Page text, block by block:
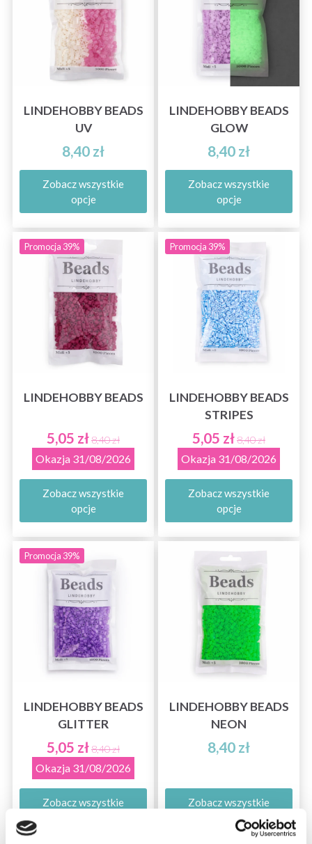
LINDEHOBBY BEADS
UV
8,40 zł
Zobacz wszystkie
opcje
LINDEHOBBY BEADS
GLOW
8,40 zł
Zobacz wszystkie
opcje
Promocja 39%
LINDEHOBBY BEADS
5,05 zł8,40 zł
Okazja 31/08/2026
Zobacz wszystkie
opcje
Promocja 39%
LINDEHOBBY BEADS
STRIPES
5,05 zł8,40 zł
Okazja 31/08/2026
Zobacz wszystkie
opcje
Promocja 39%
LINDEHOBBY BEADS
GLITTER
5,05 zł8,40 zł
Okazja 31/08/2026
Zobacz wszystkie
LINDEHOBBY BEADS
NEON
8,40 zł
Zobacz wszystkie
opcje